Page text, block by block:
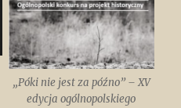
„Póki nie jest za późno” – XV
edycja ogólnopolskiego